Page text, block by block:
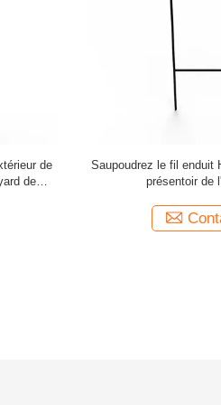
de
de
Saupoudrez le fil enduit
présentoir de